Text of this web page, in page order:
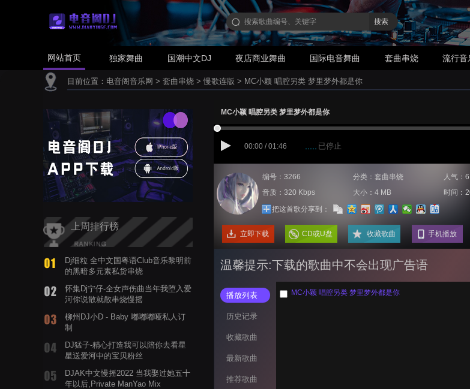
搜索
网站首页 独家舞曲 国潮中文DJ 夜店商业舞曲 国际电音舞曲 套曲串烧 流行音
目前位置： 电音阁音乐网 > 套曲串烧 > 慢歌连版 > MC小颖 唱腔另类 梦里梦外都是你
上周排行榜
Dj细粒 全中文国粤语Club音乐黎明前
的黑暗多元素私货串烧
怀集Dj宁仔-全女声伤曲当年我堕入爱
河你说散就散串烧慢摇
柳州DJ小D - Baby 嘟嘟嘟哑私人订
制
DJ猛子-精心打造我可以陪你去看星
星送爱河中的宝贝粉丝
DJAK中文慢摇2022 当我娶过她五十
年以后,Private ManYao Mix
MC小颖 唱腔另类 梦里梦外都是你
00:00 / 01:46 已停止
编号：3266 分类：套曲串烧
人气：
音质：320 Kbps
大小：4 MB
时间：
把这首歌分享到：
立即下载 CD或U盘 收藏歌曲 手机播放
温馨提示:下载的歌曲中不会出现广告语
播放列表
历史记录
收藏歌曲
最新歌曲
推荐歌曲
MC小颖 唱腔另类 梦里梦外都是你